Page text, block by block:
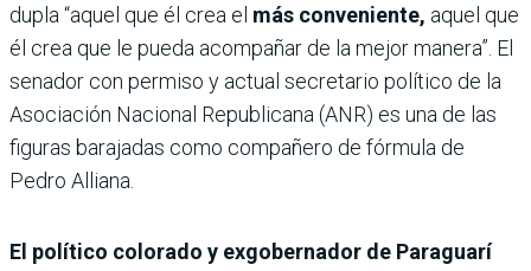
dupla “aquel que él crea el más conveniente, aquel que
él crea que le pueda acompañar de la mejor manera”. El
senador con permiso y actual secretario político de la
Asociación Nacional Republicana (ANR) es una de las
figuras barajadas como compañero de fórmula de
Pedro Alliana.
El político colorado y exgobernador de Paraguarí